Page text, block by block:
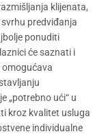
klijenata,
predviđanja
ponuditi
će saznati i
„potrebno ući“ u
kroz kvalitet usluga
individualne